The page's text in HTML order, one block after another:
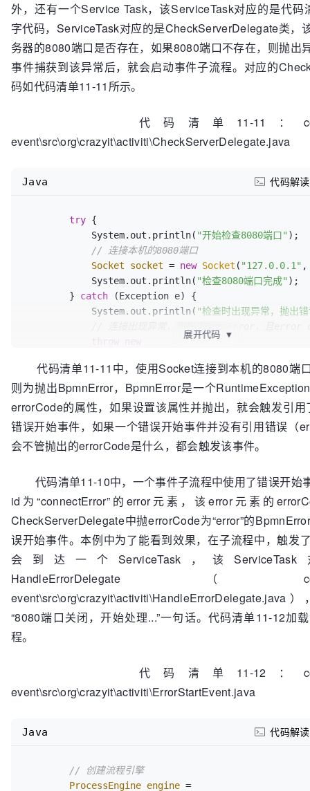
HandleErrorDelegate">
</serviceTask
<sequenceFlow id="flow2" name=""
sourceRef="errorstartevent1"
targetRef
targetRef
"endevent1"
<serviceTask id="servicetask1" name=
activiti:class
<sequenceFlow
targetRef= "servicetask1"></sequenceFlow
sequenceFlow id="flow5"
targetRef="endevent2"></sequenceFlow >
process>
外，还有一个Service Task，该ServiceTask对应的是代码
字代码，ServiceTask对应的是CheckServerDelegate类，
务器的8080端口是否存在，如果8080端口不存在，则抛出
事件捕获到该异常后，就会启动事件子流程。对应的
码如代码清单11-11所示。
代码清单11-11：
event\src\org\crazyit\activiti\CheckServerDelegate.java
try {
            System.out.println(
"开始检查8080端口" );
// 连接本机的8080端口
Socket
socket = new Socket ( "127.0.0.1"
            System.out.println(
"检查8080端口完成" );
        }
catch (Exception e) {
            System.out.println(
"检查时出现异常，抛出
Java 代码解读
展开代码 ▼
代码清单11-11中，使用Socket连接到本机的8080端
则为抛出BpmnError，BpmnError是一个
errorCode的属性，如果设置该属性并抛出，就会触发引
错误开始事件，如果一个错误开始事件并没有引用错误（
会不管抛出的errorCode是什么，都会触发该事件。
代码清单11-10中，一个事件子流程中使用了错误开始
id为“connectError”的error元素，该error元素的
CheckServerDelegate中抛errorCode为“error”的
误开始事件。本例中为了能看到效果，在子流程中，触发
会到达一个ServiceTask，该
HandleErrorDelegate（
“8080端口关闭，开始处理...”一句话。代码清单11-12加
程。
代码清单11-12：
event\src\org\crazyit\activiti\ErrorStartEvent.java
// 创建流程引擎
ProcessEngine engine =
Java 代码解读